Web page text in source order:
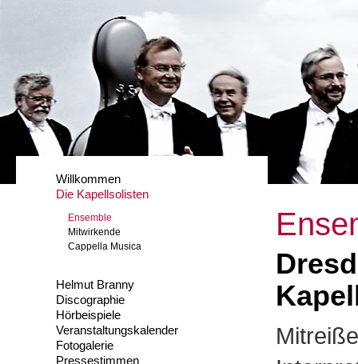
Willkommen
Die Kapellsolisten
Ensemble
Mitwirkende
Cappella Musica
Helmut Branny
Discographie
Hörbeispiele
Veranstaltungskalender
Fotogalerie
Pressestimmen